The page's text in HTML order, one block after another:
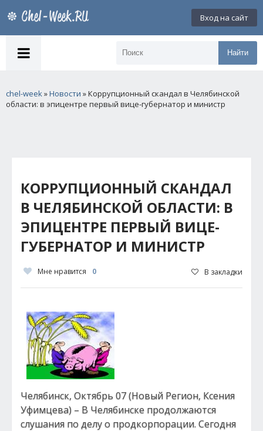
Вход на сайт
Найти
chel-week»Новости » Коррупционный скандал в Челябинской
области: в эпицентре первый вице-губернатор и министр
КОРРУПЦИОННЫЙ СКАНДАЛ
В ЧЕЛЯБИНСКОЙ ОБЛАСТИ: В
ЭПИЦЕНТРЕ ПЕРВЫЙ ВИЦЕ-
ГУБЕРНАТОР И МИНИСТР
Мне нравится 0 В закладки
Челябинск, Октябрь 07 (Новый Регион, Ксения
Уфимцева) – В Челябинске продолжаются
слушания по делу о продкорпорации. Сегодня